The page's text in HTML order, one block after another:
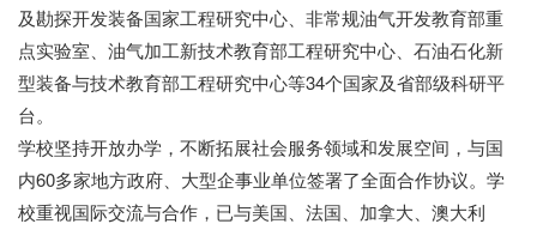
及勘探开发装备国家工程研究中心、非常规油气开发教育部重
点实验室、油气加工新技术教育部工程研究中心、石油石化新
型装备与技术教育部工程研究中心等34个国家及省部级科研平
台。
学校坚持开放办学，不断拓展社会服务领域和发展空间，与国
内60多家地方政府、大型企事业单位签署了全面合作协议。学
校重视国际交流与合作，已与美国、法国、加拿大、澳大利